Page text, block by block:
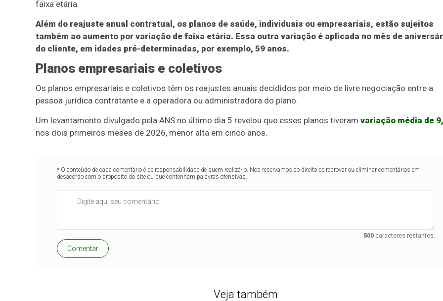
faixa etária.
Além do reajuste anual contratual, os planos de saúde, individuais ou empresariais, estão sujeitos
também ao aumento por variação de faixa etária. Essa outra variação é aplicada no mês de
do cliente, em idades pré-determinadas, por exemplo, 59 anos.
Planos empresariais e coletivos
Os planos empresariais e coletivos têm os reajustes anuais decididos por meio de livre negociação entre a
pessoa jurídica contratante e a operadora ou administradora do plano.
Um levantamento divulgado pela ANS no último dia 5 revelou que esses planos tiveram variação média de
nos dois primeiros meses de 2026, menor alta em cinco anos.
* O conteúdo de cada comentário é de responsabilidade de quem realizá-lo. Nos reservamos ao direito de reprovar ou eliminar comentários em
desacordo com o propósito do site ou que contenham palavras ofensivas.
500caracteres restantes.
Comentar
Veja também